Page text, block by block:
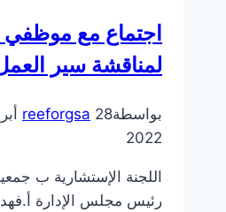
لتفعيل
الشراكة
اجتماع مع موظفي
لمناقشة سير
بواسطة reeforgsa 28 أبريل، 2019
2022
اللجنة الإستشارية ب
رئيس مجلس الإدارة أ.فهد